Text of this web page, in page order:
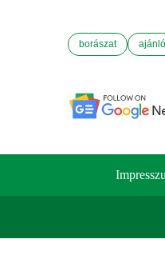
borászat ajánló